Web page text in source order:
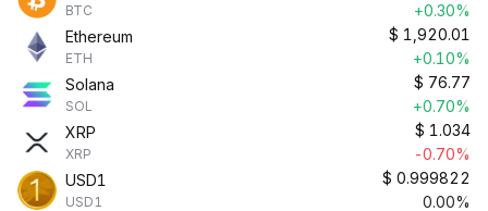
BTC
+0.30%
Ethereum
ETH
$ 1,920.01
+0.10%
Solana
SOL
$ 76.77
+0.70%
XRP
XRP
$ 1.034
-0.70%
USD1
USD1
$ 0.999822
0.00%